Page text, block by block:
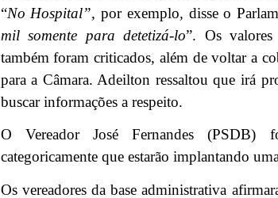
“No Hospital”,por exemplo, disse o
mil somente para detetizá-lo”. Os valores
também foram criticados, além de voltar a
para a Câmara. Adeilton ressaltou que irá
buscar informações a respeito.
O Vereador José Fernandes
categoricamente que estarão implantando
Os vereadores da base administrativa